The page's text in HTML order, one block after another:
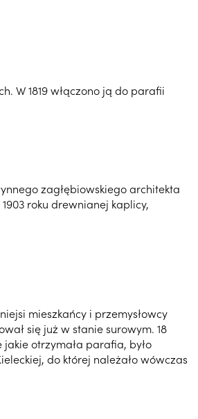
W 1819 włączono ją do parafii
zagłębiowskiego architekta
roku drewnianej kaplicy,
mieszkańcy i przemysłowcy
się już w stanie surowym. 18
jakie otrzymała parafia, było
do której należało wówczas